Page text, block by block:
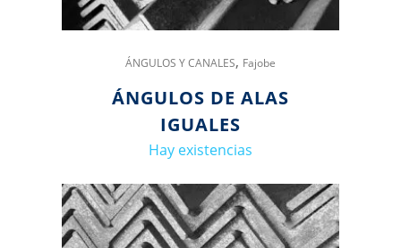
ÁNGULOS Y CANALES, Fajobe
ÁNGULOS DE ALAS
IGUALES
Hay existencias